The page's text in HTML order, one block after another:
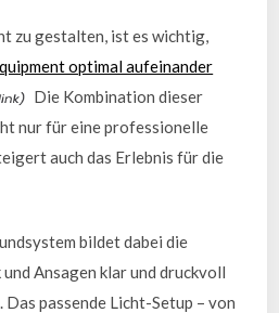
zu gestalten, ist es wichtig,
optimal aufeinander
Die Kombination dieser
nur für eine professionelle
auch das Erlebnis für die
bildet dabei die
Ansagen klar und druckvoll
passende Licht-Setup – von